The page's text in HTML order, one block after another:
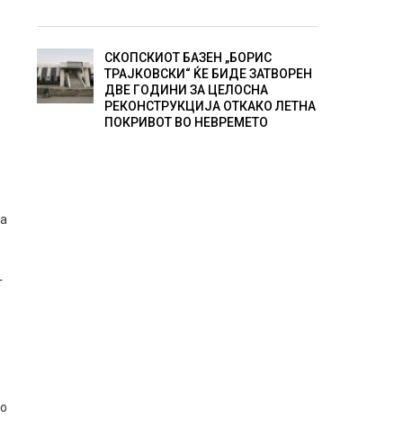
СКОПСКИОТ БАЗЕН „БОРИС
ТРАЈКОВСКИ“ ЌЕ БИДЕ ЗАТВОРЕН
ДВЕ ГОДИНИ ЗА ЦЕЛОСНА
РЕКОНСТРУКЦИЈА ОТКАКО ЛЕТНА
ПОКРИВОТ ВО НЕВРЕМЕТО